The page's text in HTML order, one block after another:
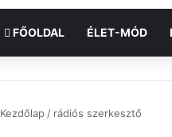
FŐOLDAL ÉLET-MÓD
Kezdőlap / rádiós szerkesztő